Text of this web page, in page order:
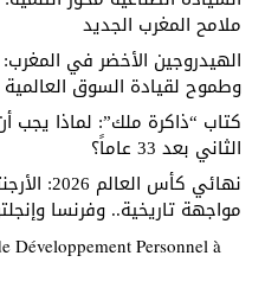
ملامح المغرب الجديد
الهيدروجين الأخضر في
وطموح لقيادة السوق العالمية
كتاب “ذاكرة ملك”: لماذا يجب
الثاني بعد 33 عاماً؟
نهائي كأس
مواجهة تاريخية.. وفرنسا
Développement Personnel à